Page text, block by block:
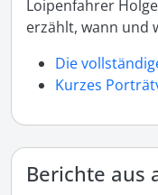
Loipenfahrer
erzählt, wann und
Die
Kurzes
Berichte aus